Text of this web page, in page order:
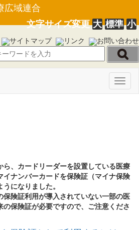
広域連合
文字サイズ変更大 標準 小
サイトマップ リンク お問い合わせ
ら、カードリーダーを設置している医療
イナンバーカードを保険証（マイナ保険
になりました。
険証利用が導入されていない一部の医
の保険証が必要ですので、ご注意くださ